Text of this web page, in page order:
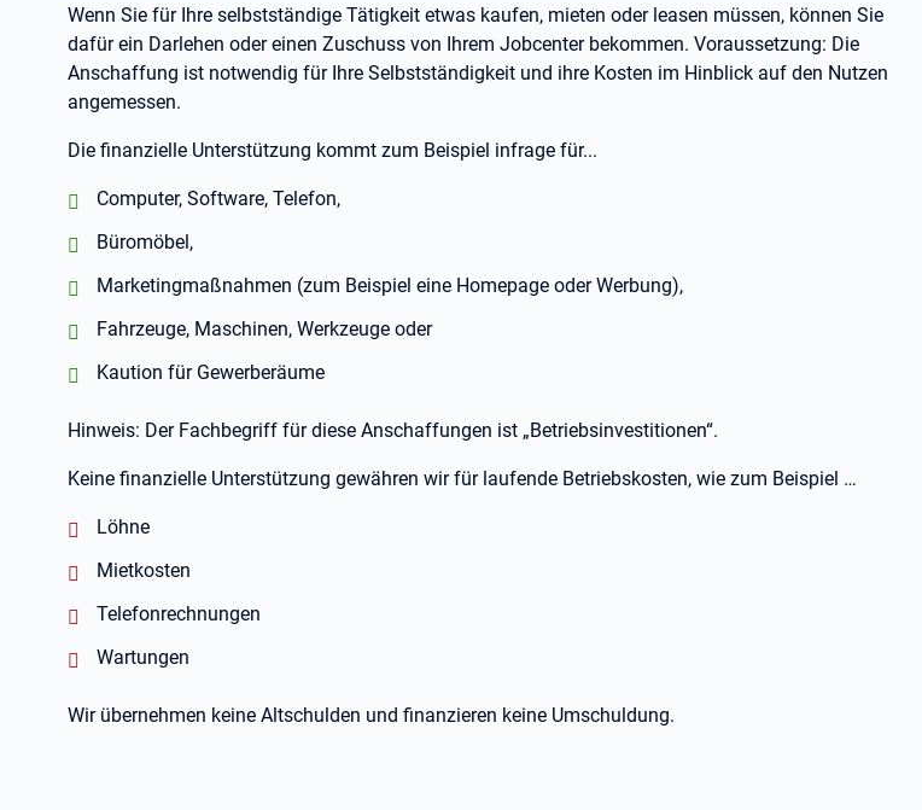
Wenn Sie für Ihre selbstständige Tätigkeit etwas kaufen, mieten oder leasen müssen, können Sie
dafür ein Darlehen oder einen Zuschuss von Ihrem Jobcenter bekommen. Voraussetzung: Die
Anschaffung ist notwendig für Ihre Selbstständigkeit und ihre Kosten im Hinblick auf den Nutzen
angemessen.
Die finanzielle Unterstützung kommt zum Beispiel infrage für...
positiv:
Computer, Software, Telefon,
positiv:
Büromöbel,
positiv:
Marketingmaßnahmen (zum Beispiel eine Homepage oder Werbung),
positiv:
Fahrzeuge, Maschinen, Werkzeuge oder
positiv:
Kaution für Gewerberäume
Hinweis: Der Fachbegriff für diese Anschaffungen ist „Betriebsinvestitionen“.
Keine finanzielle Unterstützung gewähren wir für laufende Betriebskosten, wie zum Beispiel …
negativ:
Löhne
negativ:
Mietkosten
negativ:
Telefonrechnungen
negativ:
Wartungen
Wir übernehmen keine Altschulden und finanzieren keine Umschuldung.